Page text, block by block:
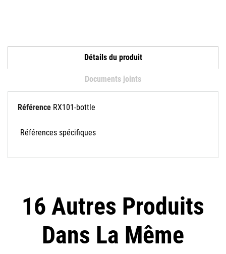
Détails du produit
Documents joints
Référence RX101-bottle
Références spécifiques
16 Autres Produits
Dans La Même